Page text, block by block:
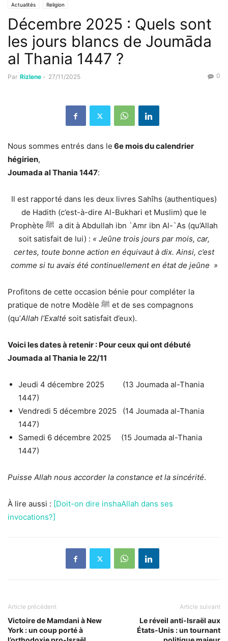
Actualités Religion
Décembre 2025 : Quels sont
les jours blancs de Joumāda
al Thania 1447 ?
Par Rizlene - 27/11/2025 0
Nous sommes entrés dans le 6e mois du calendrier
hégirien,
Joumada al Thania 1447:
Il est rapporté dans les deux livres Sahîhs (authentiques)
de Hadith (c’est-à-dire Al-Bukhari et Muslim) que le
Prophète
a dit à Abdullah ibn `Amr ibn Al-`As (qu’Allah
soit satisfait de lui) : « Jeûne trois jours par mois, car,
certes, toute bonne action en équivaut à dix. Ainsi, c’est
comme si tu avais été continuellement en état de jeûne »
Profitons de cette occasion bénie pour compléter la
pratique de notre Modèle ﷺ et de ses compagnons
(qu’Allah l’Exalté soit satisfait d’eux).
Voici les dates à retenir : Pour ceux qui ont débuté
Joumada al Thania le 22/11
Jeudi 4 décembre 2025 (13 Joumada al-Thania
1447)
Vendredi 5 décembre 2025 (14 Joumada al-Thania
1447)
Samedi 6 décembre 2025 (15 Joumada al-Thania
1447)
Puisse Allah nous accorder la constance et la sincérité.
À lire aussi : [Doit-on dire inshaAllah dans ses
invocations?]
Article précédent
Victoire de Mamdani à New
York : un coup porté à
Article suivant
Le réveil anti-Israël aux
États-Unis : un tournant